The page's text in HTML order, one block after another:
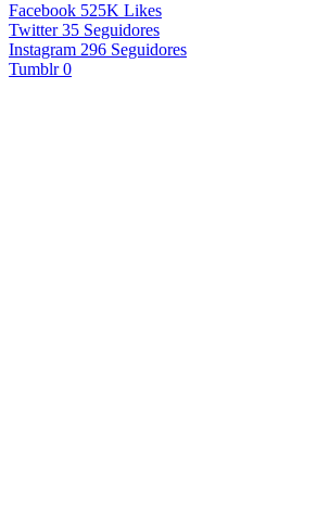
Facebook 525K Likes
Twitter 35 Seguidores
Instagram 296 Seguidores
Tumblr 0